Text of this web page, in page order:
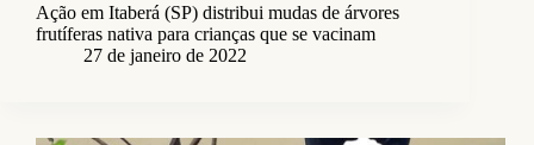
Ação em Itaberá (SP) distribui mudas de árvores
frutíferas nativa para crianças que se vacinam
27 de janeiro de 2022